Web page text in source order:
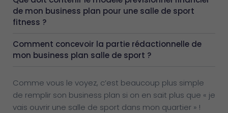
de mon business plan pour une salle de sport
fitness ?
Comment concevoir la partie rédactionnelle de
mon business plan salle de sport ?
Comme vous le voyez, c’est beaucoup plus simple
de remplir son business plan si on en sait plus que « je
vais ouvrir une salle de sport dans mon quartier » !